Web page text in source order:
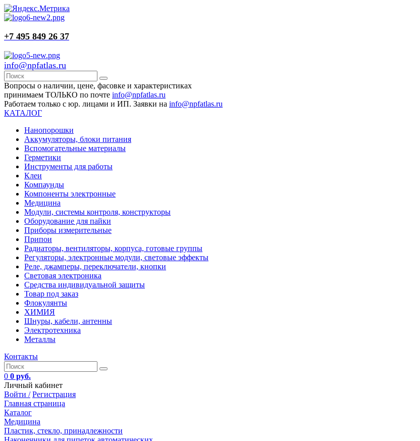
+7 495 849 26 37
info@npfatlas.ru
Вопросы о наличии, цене, фасовке и характеристиках
принимаем ТОЛЬКО по почте info@npfatlas.ru
Работаем только с юр. лицами и ИП. Заявки на info@npfatlas.ru
КАТАЛОГ
Нанопорошки
Аккумуляторы, блоки питания
Вспомогательные материалы
Герметики
Инструменты для работы
Клеи
Компаунды
Компоненты электронные
Медицина
Модули, системы контроля, конструкторы
Оборудование для пайки
Приборы измерительные
Припои
Радиаторы, вентиляторы, корпуса, готовые группы
Регуляторы, электронные модули, световые эффекты
Реле, джамперы, переключатели, кнопки
Световая электроника
Средства индивидуальной защиты
Товар под заказ
Флокулянты
ХИМИЯ
Шнуры, кабели, антенны
Электротехника
Металлы
Контакты
0 0 руб.
Личный кабинет
Войти / Регистрация
Главная страница
Каталог
Медицина
Пластик, стекло, принадлежности